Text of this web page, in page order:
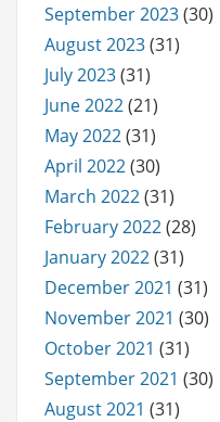
September 2023(30)
August 2023(31)
July 2023(31)
June 2022(21)
May 2022(31)
April 2022(30)
March 2022(31)
February 2022(28)
January 2022(31)
December 2021 (31)
November 2021 (30)
October 2021 (31)
September 2021 (30)
August 2021 (31)